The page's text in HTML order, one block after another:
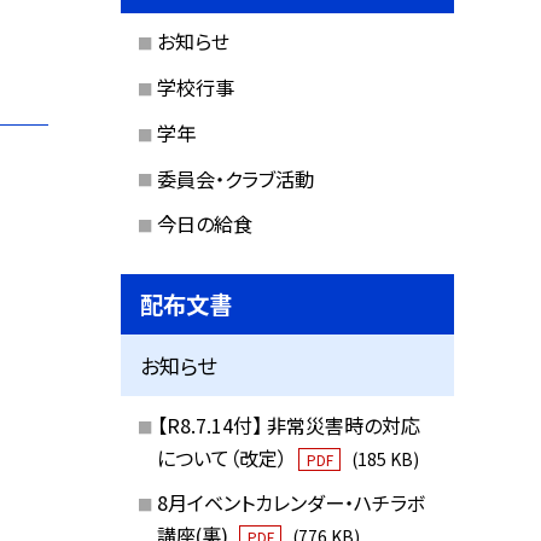
お知らせ
学校行事
学年
委員会・クラブ活動
今日の給食
配布文書
お知らせ
【R8.7.14付】 非常災害時の対応
について（改定）
PDF (185 KB)
8月イベントカレンダー・ハチラボ